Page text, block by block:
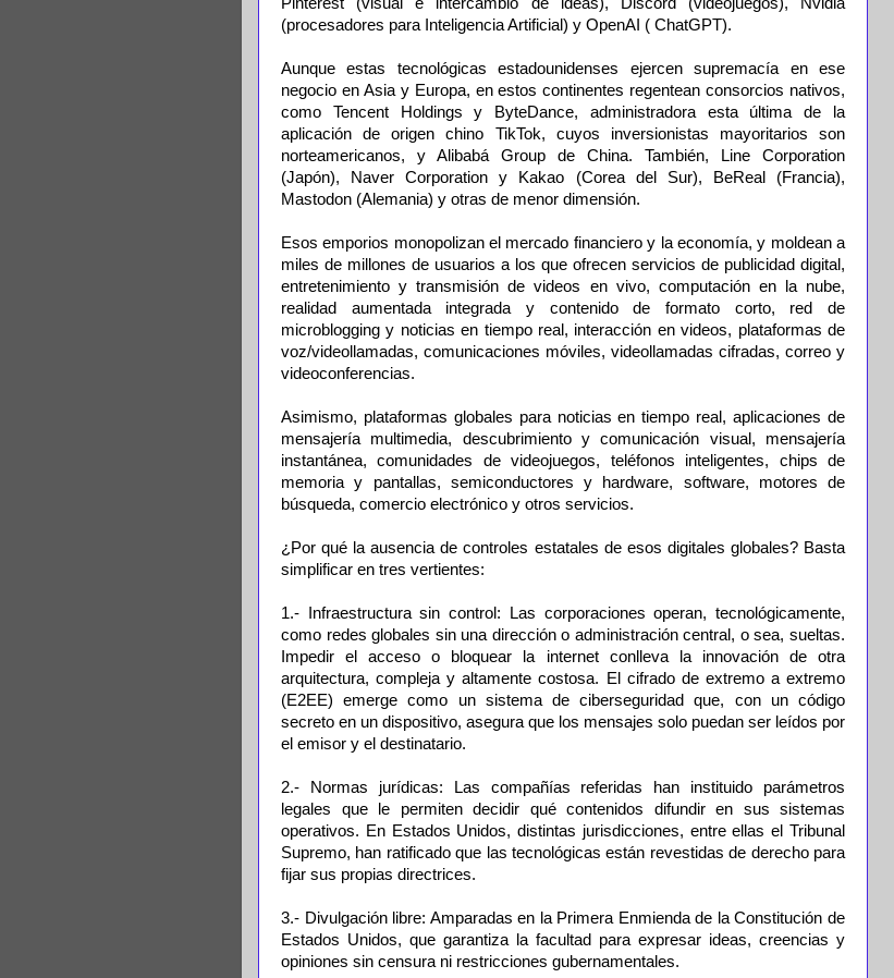
(procesadores para Inteligencia Artificial) y OpenAI ( ChatGPT).
Aunque estas tecnológicas estadounidenses ejercen supremacía en ese
negocio en Asia y Europa, en estos continentes regentean consorcios nativos,
como Tencent Holdings y ByteDance, administradora esta última de la
aplicación de origen chino TikTok, cuyos inversionistas mayoritarios son
norteamericanos, y Alibabá Group de China. También, Line Corporation
(Japón), Naver Corporation y Kakao (Corea del Sur), BeReal (Francia),
Mastodon (Alemania) y otras de menor dimensión.
Esos emporios monopolizan el mercado financiero y la economía, y moldean a
miles de millones de usuarios a los que ofrecen servicios de publicidad digital,
entretenimiento y transmisión de videos en vivo, computación en la nube,
realidad aumentada integrada y contenido de formato corto, red de
microblogging y noticias en tiempo real, interacción en videos, plataformas de
voz/videollamadas, comunicaciones móviles, videollamadas cifradas, correo y
videoconferencias.
Asimismo, plataformas globales para noticias en tiempo real, aplicaciones de
mensajería multimedia, descubrimiento y comunicación visual, mensajería
instantánea, comunidades de videojuegos, teléfonos inteligentes, chips de
memoria y pantallas, semiconductores y hardware, software, motores de
búsqueda, comercio electrónico y otros servicios.
¿Por qué la ausencia de controles estatales de esos digitales globales? Basta
simplificar en tres vertientes:
1.- Infraestructura sin control: Las corporaciones operan, tecnológicamente,
como redes globales sin una dirección o administración central, o sea, sueltas.
Impedir el acceso o bloquear la internet conlleva la innovación de otra
arquitectura, compleja y altamente costosa. El cifrado de extremo a extremo
(E2EE) emerge como un sistema de ciberseguridad que, con un código
secreto en un dispositivo, asegura que los mensajes solo puedan ser leídos por
el emisor y el destinatario.
2.- Normas jurídicas: Las compañías referidas han instituido parámetros
legales que le permiten decidir qué contenidos difundir en sus sistemas
operativos. En Estados Unidos, distintas jurisdicciones, entre ellas el Tribunal
Supremo, han ratificado que las tecnológicas están revestidas de derecho para
fijar sus propias directrices.
3.- Divulgación libre: Amparadas en la Primera Enmienda de la Constitución de
Estados Unidos, que garantiza la facultad para expresar ideas, creencias y
opiniones sin censura ni restricciones gubernamentales.